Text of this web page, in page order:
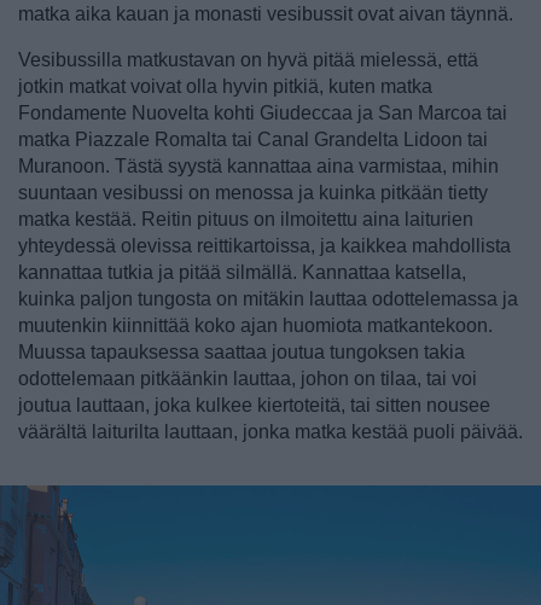
matka aika kauan ja monasti vesibussit ovat aivan täynnä.
Vesibussilla matkustavan on hyvä pitää mielessä, että
jotkin matkat voivat olla hyvin pitkiä, kuten matka
Fondamente Nuovelta kohti Giudeccaa ja San Marcoa tai
matka Piazzale Romalta tai Canal Grandelta Lidoon tai
Muranoon. Tästä syystä kannattaa aina varmistaa, mihin
suuntaan vesibussi on menossa ja kuinka pitkään tietty
matka kestää. Reitin pituus on ilmoitettu aina laiturien
yhteydessä olevissa reittikartoissa, ja kaikkea mahdollista
kannattaa tutkia ja pitää silmällä. Kannattaa katsella,
kuinka paljon tungosta on mitäkin lauttaa odottelemassa ja
muutenkin kiinnittää koko ajan huomiota matkantekoon.
Muussa tapauksessa saattaa joutua tungoksen takia
odottelemaan pitkäänkin lauttaa, johon on tilaa, tai voi
joutua lauttaan, joka kulkee kiertoteitä, tai sitten nousee
väärältä laiturilta lauttaan, jonka matka kestää puoli päivää.